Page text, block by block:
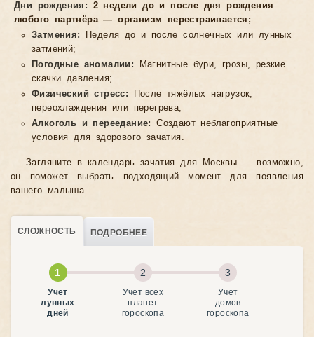
Дни рождения: 2 недели до и после дня рождения
любого партнёра — организм перестраивается;
Затмения:
Неделя до и после солнечных или лунных
затмений;
Погодные аномалии: Магнитные бури, грозы, резкие
скачки давления;
Физический стресс: После тяжёлых нагрузок,
переохлаждения или перегрева;
Алкоголь и переедание: Создают неблагоприятные
условия для здорового зачатия.
Загляните в календарь зачатия для Москвы — возможно,
он поможет выбрать подходящий момент для появления
вашего малыша.
СЛОЖНОСТЬ ПОДРОБНЕЕ
Учет
лунных
дней
Учет всех
планет
гороскопа
Учет
домов
гороскопа